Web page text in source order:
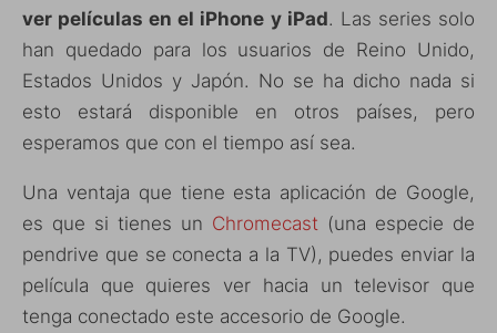
ver películas en el iPhone y iPad. Las series solo
han quedado para los usuarios de Reino Unido,
Estados Unidos y Japón. No se ha dicho nada si
esto estará disponible en otros países, pero
esperamos que con el tiempo así sea.
Una ventaja que tiene esta aplicación de Google,
es que si tienes un Chromecast (una especie de
pendrive que se conecta a la TV), puedes enviar la
película que quieres ver hacia un televisor que
tenga conectado este accesorio de Google.